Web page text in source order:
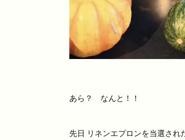
あら？ なんと！！
先日 リネンエプロンを当選さ